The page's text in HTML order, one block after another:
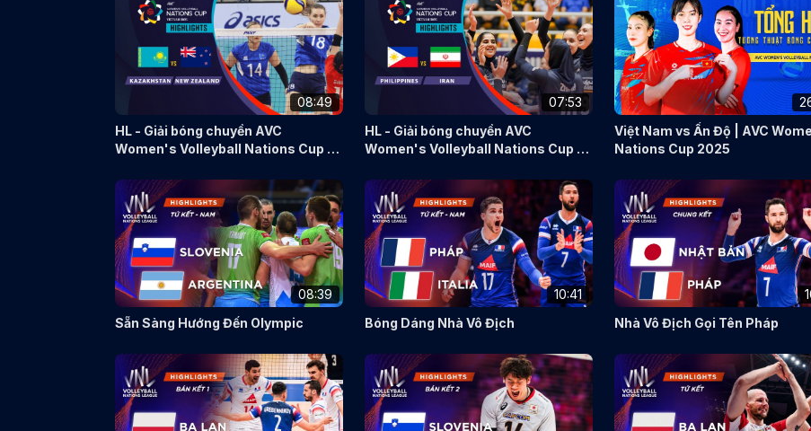
08:49
HL - Giải bóng chuyền AVC
Women's Volleyball Nations Cup -
New Zealand
07:53
HL - Giải bóng chuyền AVC
Women's Volleyball Nations Cup -
vs Iran
Việt Nam vs Ấn Độ | AVC
Nations Cup 2025
08:39
Sẵn Sàng Hướng Đến Olympic
10:41
Bóng Dáng Nhà Vô Địch
Nhà Vô Địch Gọi Tên Pháp